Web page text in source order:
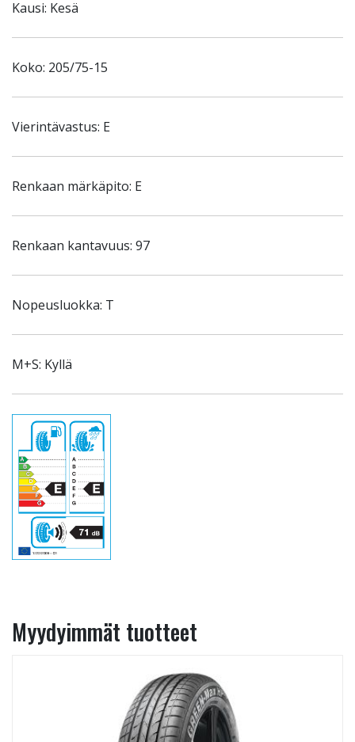
Kausi: Kesä
Koko: 205/75-15
Vierintävastus: E
Renkaan märkäpito: E
Renkaan kantavuus: 97
Nopeusluokka: T
M+S: Kyllä
Myydyimmät tuotteet